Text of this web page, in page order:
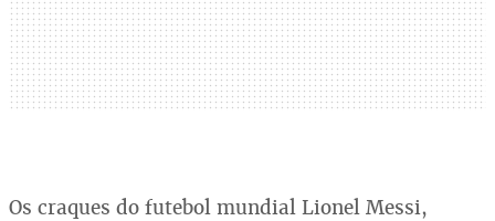
Os craques do futebol mundial Lionel Messi,